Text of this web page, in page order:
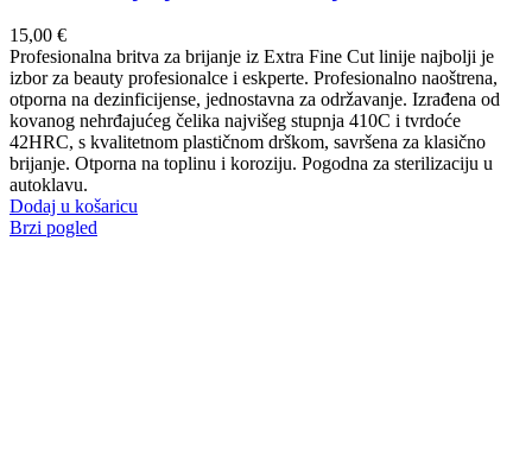
15,00 €
Profesionalna britva za brijanje iz Extra Fine Cut linije najbolji je
izbor za beauty profesionalce i eskperte. Profesionalno naoštrena,
otporna na dezinficijense, jednostavna za održavanje. Izrađena od
kovanog nehrđajućeg čelika najvišeg stupnja 410C i tvrdoće
42HRC, s kvalitetnom plastičnom drškom, savršena za klasično
brijanje. Otporna na toplinu i koroziju. Pogodna za sterilizaciju u
autoklavu.
Dodaj u košaricu
Brzi pogled